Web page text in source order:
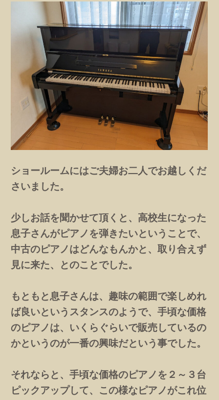
ショールームにはご夫婦お二人でお越しくだ
さいました。
少しお話を聞かせて頂くと、高校生になった
息子さんがピアノを弾きたいということで、
中古のピアノはどんなもんかと、取り合えず
見に来た、とのことでした。
もともと息子さんは、趣味の範囲で楽しめれ
ば良いというスタンスのようで、手頃な価格
のピアノは、いくらぐらいで販売しているの
かというのが一番の興味だという事でした。
それならと、手頃な価格のピアノを２～３台
ピックアップして、この様なピアノがこれ位